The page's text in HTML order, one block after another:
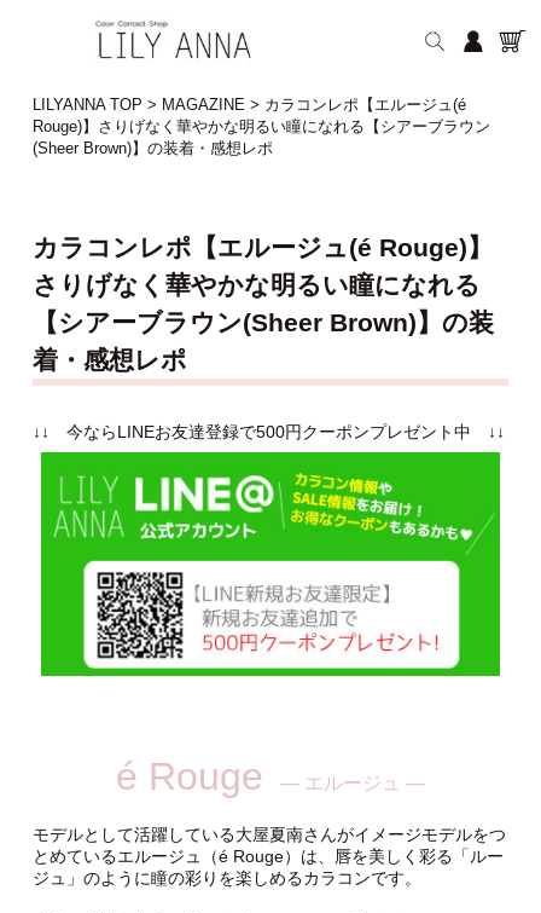
LILYANNA TOP > MAGAZINE> カラコンレポ【エルージュ(é
Rouge)】さりげなく華やかな明るい瞳になれる【シアーブラウン
(Sheer Brown)】の装着・感想レポ
カラコンレポ【エルージュ(é Rouge)】
さりげなく華やかな明るい瞳になれる
【シアーブラウン(Sheer Brown)】の装
着・感想レポ
↓↓ 今ならLINEお友達登録で500円クーポンプレゼント中 ↓↓
é Rouge — エルージュ —
モデルとして活躍している大屋夏南さんがイメージモデルをつ
とめているエルージュ（é Rouge）は、唇を美しく彩る「ルー
ジュ」のように瞳の彩りを楽しめるカラコンです。